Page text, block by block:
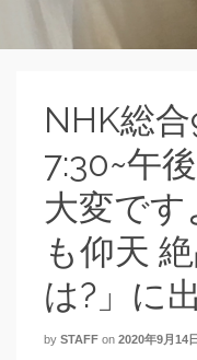
NHK総
7:30~午
大変です
も仰天
は?」に
by STAFF on 2020年9月14日